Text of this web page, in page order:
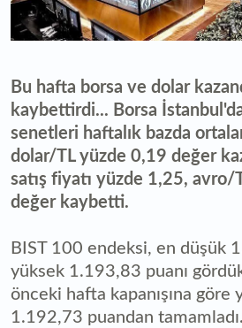
Bu hafta borsa ve dolar
kaybettirdi... Borsa
senetleri haftalık bazda
dolar/TL yüzde 0,19 değer
satış fiyatı yüzde 1,25, avro/
değer kaybetti.
BIST 100 endeksi, en düşük
yüksek 1.193,83 puanı
önceki hafta kapanışına
1.192,73 puandan tamamladı.